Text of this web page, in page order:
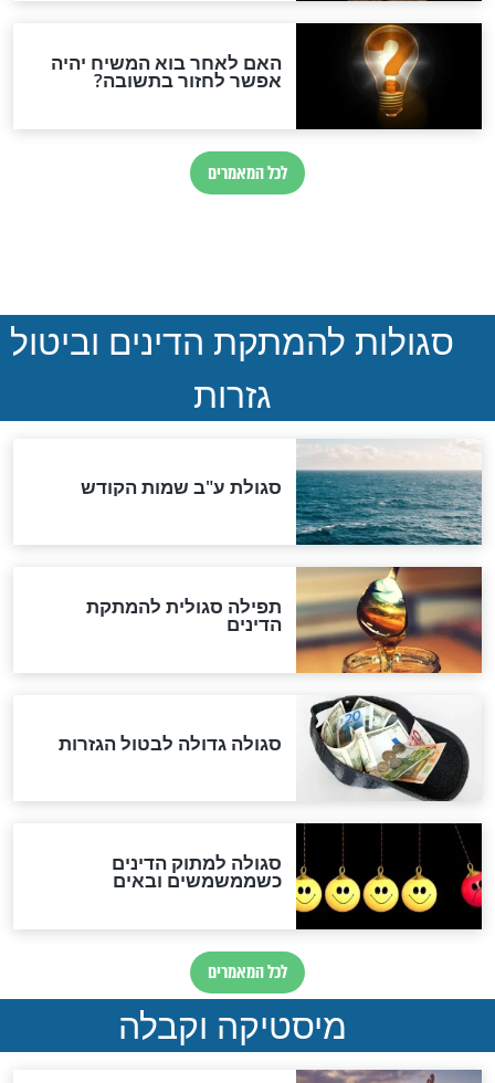
ההסכם החשאי של טראמפ
ואיראן: בלי שקיפות ועם הרבה
"מודה לקב"ה על כל השנים"
לכל המאמרים
אחרית הימים
האם אפשר לחשב את הקץ?
מה יהיה בימות המשיח?
"לפני הגאולה תהיה אפיקורסות
והכחשה גדולה מאוד של
האמונה"